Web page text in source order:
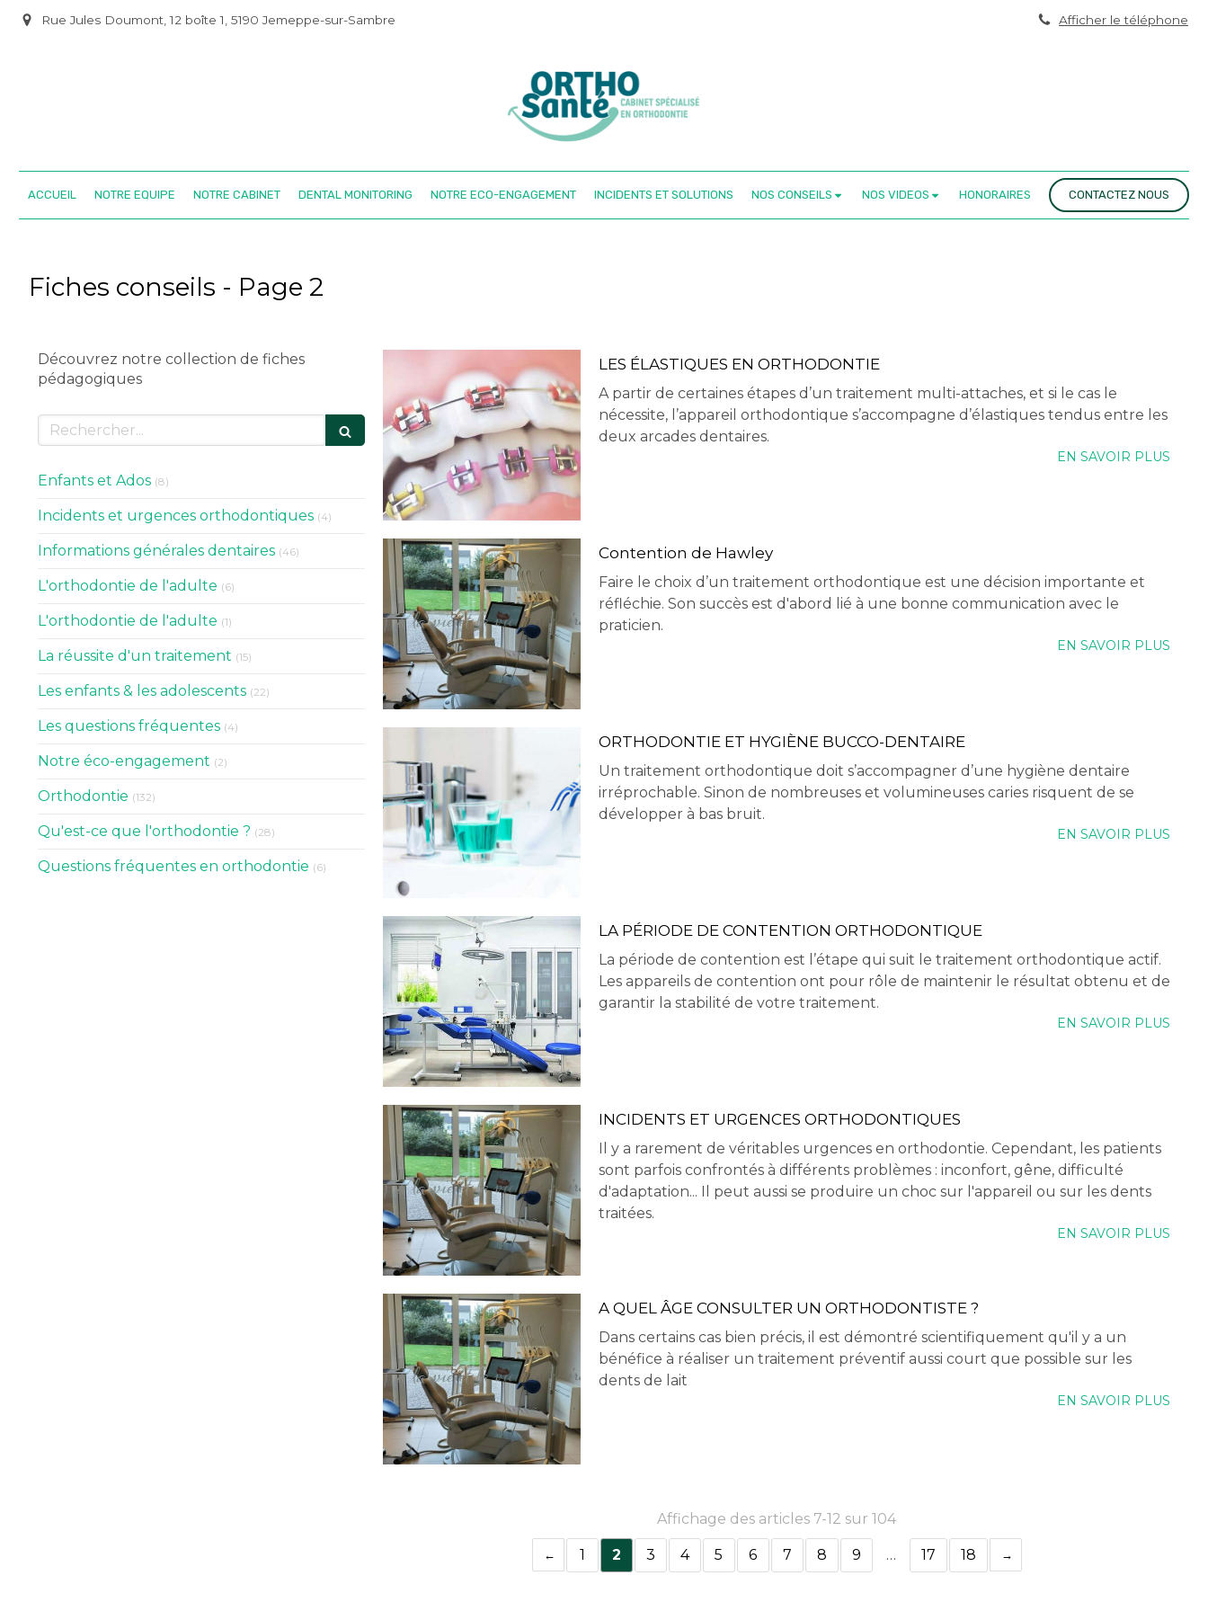
Rue Jules Doumont, 12 boîte 1, 5190 Jemeppe-sur-Sambre Afficher le téléphone
ACCUEIL NOTRE EQUIPE NOTRE CABINET DENTAL MONITORING NOTRE ECO-ENGAGEMENT INCIDENTS ET SOLUTIONS NOS CONSEILS NOS VIDEOS HONORAIRES CONTACTEZ NOUS
Fiches conseils - Page 2
LES ÉLASTIQUES EN ORTHODONTIE
A partir de certaines étapes d’un traitement multi-attaches, et si le cas le
nécessite, l’appareil orthodontique s’accompagne d’élastiques tendus entre les
deux arcades dentaires.
EN SAVOIR PLUS
Contention de Hawley
Faire le choix d’un traitement orthodontique est une décision importante et
réfléchie. Son succès est d'abord lié à une bonne communication avec le
praticien.
EN SAVOIR PLUS
ORTHODONTIE ET HYGIÈNE BUCCO-DENTAIRE
Un traitement orthodontique doit s’accompagner d’une hygiène dentaire
irréprochable. Sinon de nombreuses et volumineuses caries risquent de se
développer à bas bruit.
EN SAVOIR PLUS
LA PÉRIODE DE CONTENTION ORTHODONTIQUE
La période de contention est l’étape qui suit le traitement orthodontique actif.
Les appareils de contention ont pour rôle de maintenir le résultat obtenu et de
garantir la stabilité de votre traitement.
EN SAVOIR PLUS
INCIDENTS ET URGENCES ORTHODONTIQUES
Il y a rarement de véritables urgences en orthodontie. Cependant, les patients
sont parfois confrontés à différents problèmes : inconfort, gêne, difficulté
d'adaptation... Il peut aussi se produire un choc sur l'appareil ou sur les dents
traitées.
EN SAVOIR PLUS
A QUEL ÂGE CONSULTER UN ORTHODONTISTE ?
Dans certains cas bien précis, il est démontré scientifiquement qu'il y a un
bénéfice à réaliser un traitement préventif aussi court que possible sur les
dents de lait
EN SAVOIR PLUS
Affichage des articles 7-12 sur 104
1 2 3 4 5 6 7 8 9 … 17 18
Découvrez notre collection de fiches
pédagogiques
Rechercher
Enfants et Ados (8)
Incidents et urgences orthodontiques (4) Articles Count
Informations générales dentaires (46)
L'orthodontie de l'adulte (6)
L'orthodontie de l'adulte (1)
La réussite d'un traitement (15)
Les enfants & les adolescents (22)
Les questions fréquentes (4)
Notre éco-engagement (2)
Orthodontie (132)
Qu'est-ce que l'orthodontie ? (28)
Questions fréquentes en orthodontie (6)